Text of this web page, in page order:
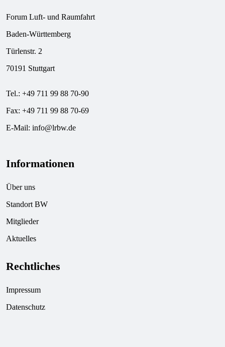
Forum Luft- und Raumfahrt
Baden-Württemberg
Türlenstr. 2
70191 Stuttgart
Tel.: +49 711 99 88 70-90
Fax: +49 711 99 88 70-69
E-Mail: info@lrbw.de
Informationen
Über uns
Standort BW
Mitglieder
Aktuelles
Rechtliches
Impressum
Datenschutz